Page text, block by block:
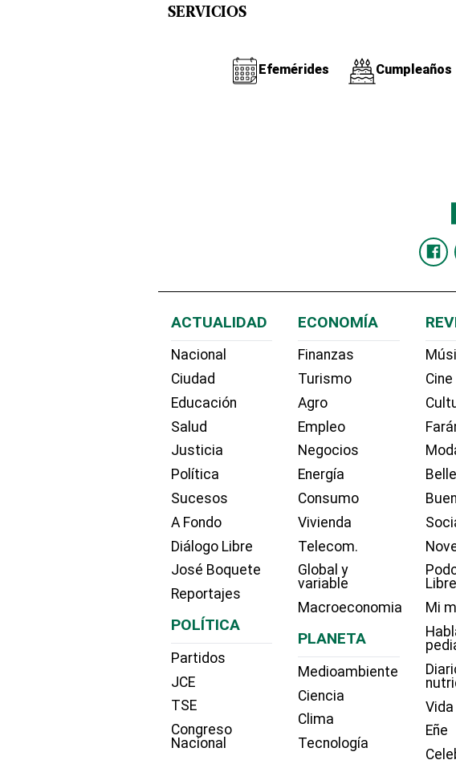
SERVICIOS
Efemérides Cumpleaños
ACTUALIDAD
Nacional
Ciudad
Educación
Salud
Justicia
Política
Sucesos
A Fondo
Diálogo Libre
José Boquete
Reportajes
POLÍTICA
Partidos
JCE
TSE
Congreso
Nacional
ECONOMÍA
Finanzas
Turismo
Agro
Empleo
Negocios
Energía
Consumo
Vivienda
Telecom.
Global y
variable
Macroeconomia
PLANETA
Medioambiente
Ciencia
Clima
Tecnología
Cine
Libre
Mi
Eñe